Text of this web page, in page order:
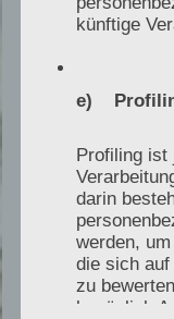
fundierte
künftige
e)
Profiling ist
darin
werden,
die sich auf
zu
bezüglich